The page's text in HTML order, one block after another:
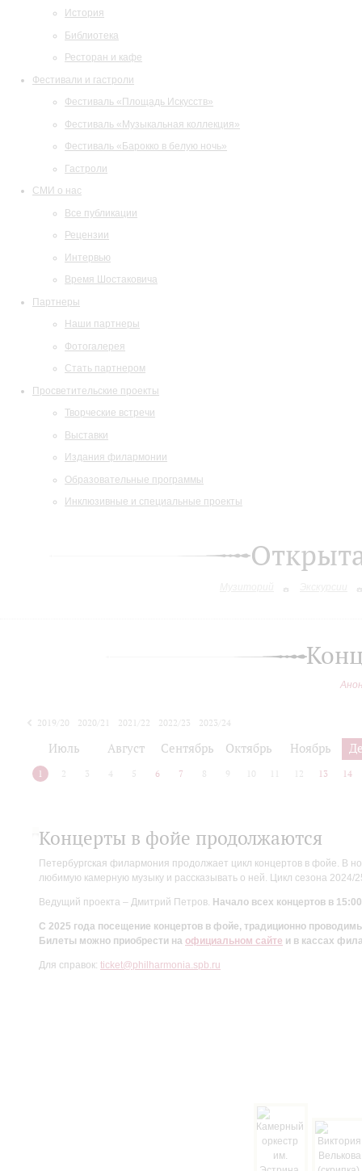
История
Библиотека
Ресторан и кафе
Фестивали и гастроли
Фестиваль «Площадь Искусств»
Фестиваль «Музыкальная коллекция»
Фестиваль «Барокко в белую ночь»
Гастроли
СМИ о нас
Все публикации
Рецензии
Интервью
Время Шостаковича
Партнеры
Наши партнеры
Фотогалерея
Стать партнером
Просветительские проекты
Творческие встречи
Выставки
Издания филармонии
Образовательные программы
Инклюзивные и специальные проекты
2019/20 2020/21 2021/22 2022/23
2023/24
Июль Август Сентябрь Октябрь Ноябрь
1 2 3 4 5 6 7 8 9 10 12 13 14
Концерты в фойе продолжаются
Петербургская филармония продолжает цикл концертов в фойе. В
любимую камерную музыку и рассказывать о ней. Цикл сезона
Ведущий проекта – Дмитрий Петров. Начало всех концертов в
С 2025 года посещение концертов в фойе, традиционно
Билеты можно приобрести на официальном сайте и в кассах
Для справок: ticket@philharmonia.spb.ru